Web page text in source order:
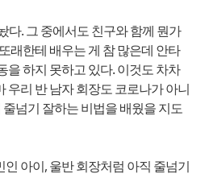
다. 그 중에서도 친구와 함께 뭔가
래한테 배우는 게 참 많은데 안타
을 하지 못하고 있다. 이것도 차차
우리 반 남자 회장도 코로나가 아니
넘기 잘하는 비법을 배웠을 지도
아이, 울반 회장처럼 아직 줄넘기